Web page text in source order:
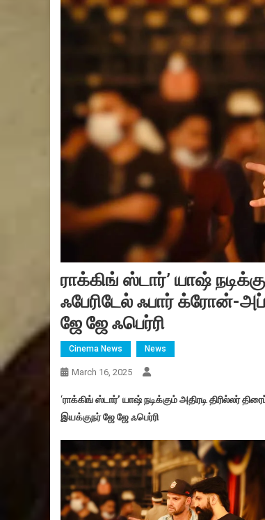
ராக்கிங் ஸ்டார்’ யாஷ்
ஃபேரிடேல் ஃபார் க்ரோன்-
ஜே ஜே ஃபெர்ரி
Cinema News News
March 16, 2025
‘ராக்கிங் ஸ்டார்’ யாஷ் நடிக்கும் அதிரடி திரில்லர்
இயக்குநர் ஜே ஜே ஃபெர்ரி